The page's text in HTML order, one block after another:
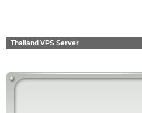
Thailand VPS Server